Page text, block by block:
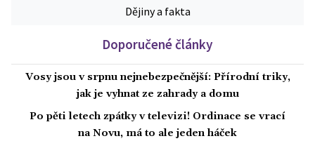
Dějiny a fakta
Doporučené články
Vosy jsou v srpnu nejnebezpečnější: Přírodní triky,
jak je vyhnat ze zahrady a domu
Po pěti letech zpátky v televizi! Ordinace se vrací
na Novu, má to ale jeden háček